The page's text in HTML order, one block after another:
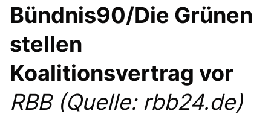
VITA
WAHLKREISBESUCHE
MEIN WAHLKREIS
ZIELE
Bündnis90/Die Grünen
stellen
Koalitionsvertrag vor
RBB (Quelle: rbb24.de)